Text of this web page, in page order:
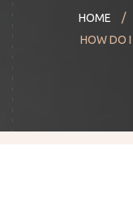
HOME
HOW DO